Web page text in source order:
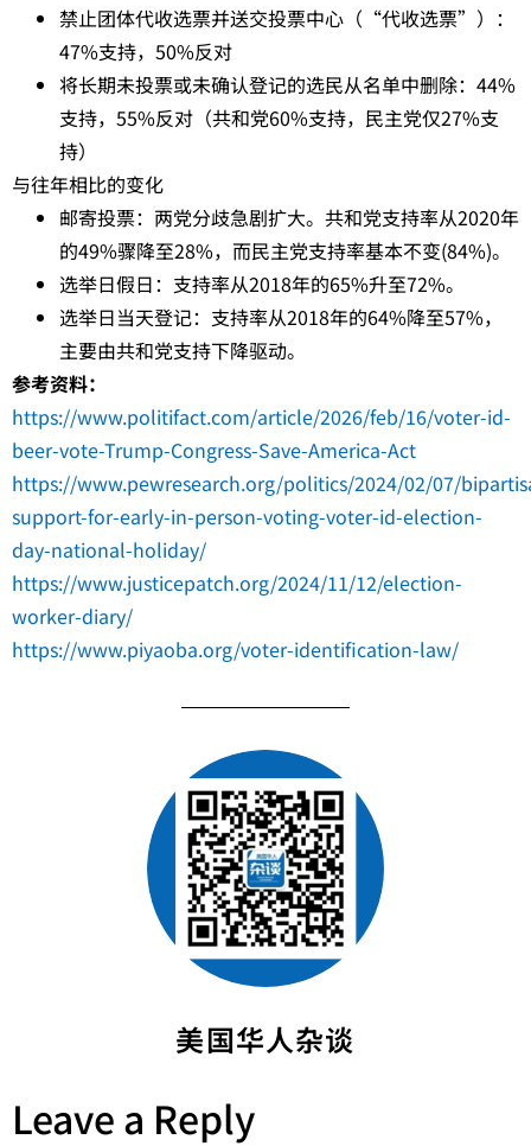
禁止团体代收选票并送交投票中心（“代收选票”）：
47%支持，50%反对
将长期未投票或未确认登记的选民从名单中删除：44%
支持，55%反对（共和党60%支持，民主党仅27%支
持）
与往年相比的变化
邮寄投票：两党分歧急剧扩大。共和党支持率从2020年
的49%骤降至28%，而民主党支持率基本不变(84%)。
选举日假日：支持率从2018年的65%升至72%。
选举日当天登记：支持率从2018年的64%降至57%，
主要由共和党支持下降驱动。
参考资料：
https://www.politifact.com/article/2026/feb/16/voter-id-
beer-vote-Trump-Congress-Save-America-Act
https://www.pewresearch.org/politics/2024/02/07/
support-for-early-in-person-voting-voter-id-election-
day-national-holiday/
https://www.justicepatch.org/2024/11/12/election-
worker-diary/
https://www.piyaoba.org/voter-identification-law/
美国华人杂谈
Leave a Reply